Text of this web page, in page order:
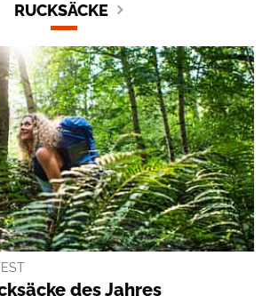
RUCKSÄCKE
des Jahres